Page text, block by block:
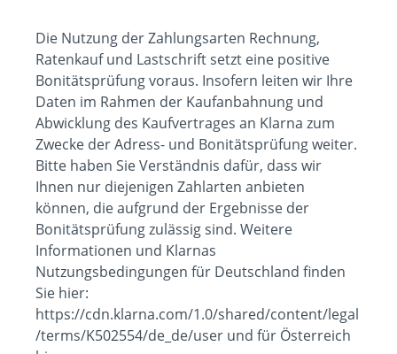
Die Nutzung der Zahlungsarten Rechnung,
Ratenkauf und Lastschrift setzt eine positive
Bonitätsprüfung voraus. Insofern leiten wir Ihre
Daten im Rahmen der Kaufanbahnung und
Abwicklung des Kaufvertrages an Klarna zum
Zwecke der Adress- und Bonitätsprüfung weiter.
Bitte haben Sie Verständnis dafür, dass wir
Ihnen nur diejenigen Zahlarten anbieten
können, die aufgrund der Ergebnisse der
Bonitätsprüfung zulässig sind. Weitere
Informationen und Klarnas
Nutzungsbedingungen für Deutschland finden
Sie hier:
https://cdn.klarna.com/1.0/shared/content/legal
/terms/K502554/de_de/user und für Österreich